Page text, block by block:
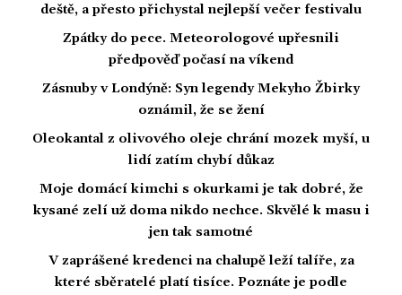
deště, a přesto přichystal nejlepší večer festivalu
Zpátky do pece. Meteorologové upřesnili
předpověď počasí na víkend
Zásnuby v Londýně: Syn legendy Mekyho Žbirky
oznámil, že se žení
Oleokantal z olivového oleje chrání mozek myší, u
lidí zatím chybí důkaz
Moje domácí kimchi s okurkami je tak dobré, že
kysané zelí už doma nikdo nechce. Skvělé k masu i
jen tak samotné
V zaprášené kredenci na chalupě leží talíře, za
které sběratelé platí tisíce. Poznáte je podle